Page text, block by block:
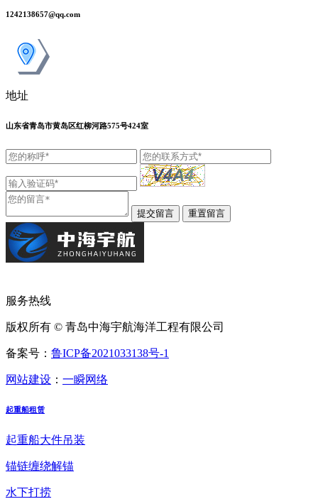
1242138657@qq.com
地址
山东省青岛市黄岛区红柳河路575号424室
服务热线
版权所有 © 青岛中海宇航海洋工程有限公司
备案号： 鲁ICP备2021033138号-1
网站建设 ： 一瞬网络
起重船租赁
起重船大件吊装
锚链缠绕解锚
水下打捞